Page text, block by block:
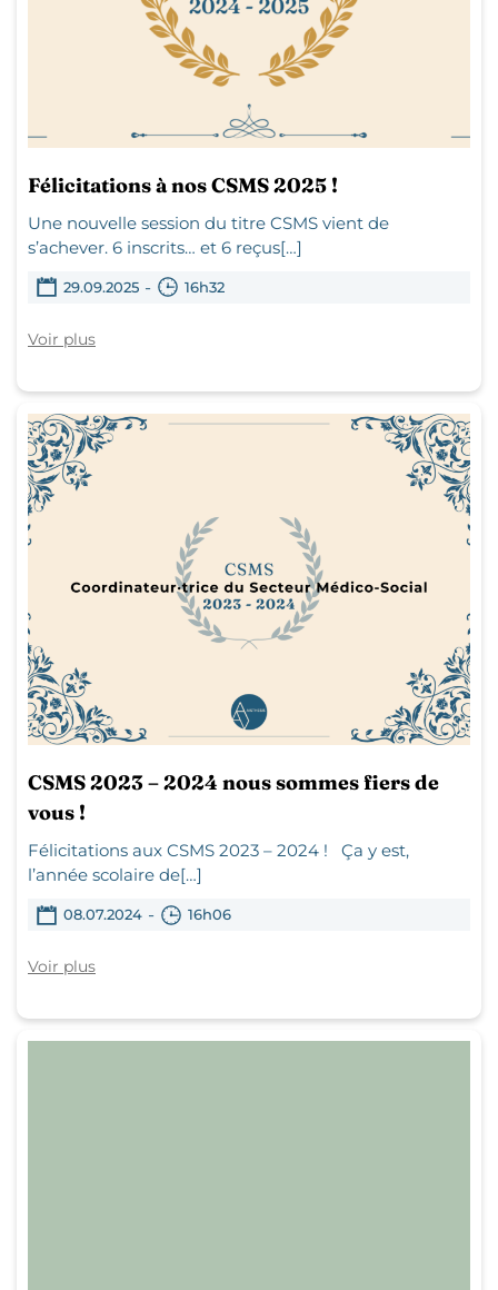
Félicitations à nos CSMS 2025 !
Une nouvelle session du titre CSMS vient de
s’achever. 6 inscrits… et 6 reçus[…]
29.09.2025 - 16h32
Voir plus
CSMS 2023 – 2024 nous sommes fiers de
vous !
Félicitations aux CSMS 2023 – 2024 ! Ça y est,
l’année scolaire de[…]
08.07.2024 - 16h06
Voir plus